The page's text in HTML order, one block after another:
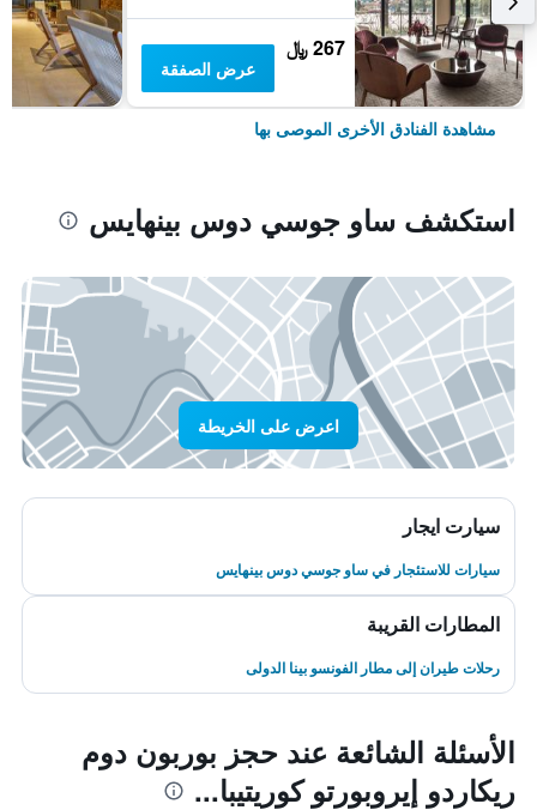
267 ﷼
عرض الصفقة
مشاهدة الفنادق الأخرى الموصى بها
استكشف ساو جوسي دوس بينهايس
اعرض على الخريطة
سيارت ايجار
سيارات للاستئجار في ساو جوسي دوس بينهايس
المطارات القريبة
رحلات طيران إلى مطار الفونسو بينا الدولى
الأسئلة الشائعة عند حجز بوربون دوم
ريكاردو إيروبورتو كوريتيبا...